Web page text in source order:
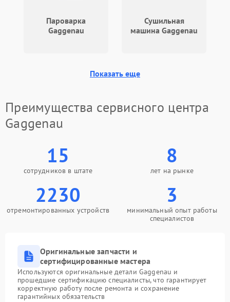
Пароварка
Gaggenau
Сушильная
машина Gaggenau
Показать еще
Преимущества сервисного центра
Gaggenau
15
сотрудников в штате
8
лет на рынке
2230
отремонтированных устройств
3
минимальный опыт работы
специалистов
Оригинальные запчасти и
сертифицированные мастера
Используются оригинальные детали Gaggenau и
прошедшие сертификацию специалисты, что гарантирует
корректную работу после ремонта и сохранение
гарантийных обязательств